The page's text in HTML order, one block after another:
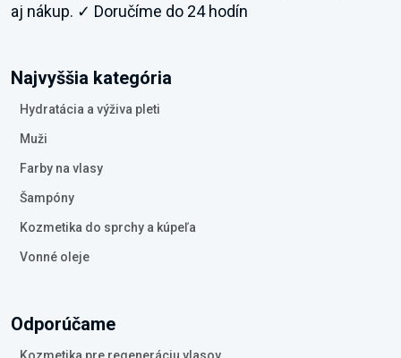
aj nákup. ✓ Doručíme do 24 hodín
Najvyššia kategória
Hydratácia a výživa pleti
Muži
Farby na vlasy
Šampóny
Kozmetika do sprchy a kúpeľa
Vonné oleje
Odporúčame